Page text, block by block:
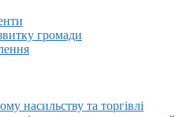
громади
насильству та торгівлі